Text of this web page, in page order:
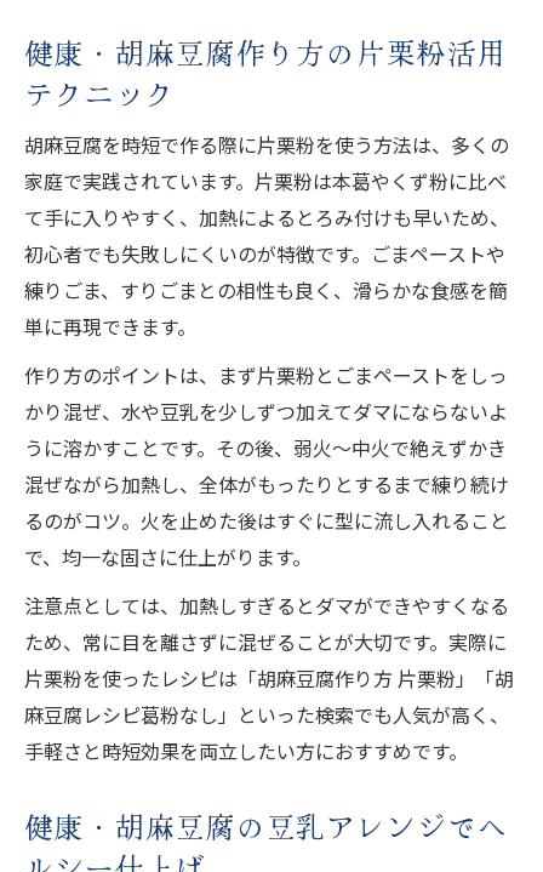
健康・胡麻豆腐作り方の片栗粉活用
テクニック
胡麻豆腐を時短で作る際に片栗粉を使う方法は、多くの
家庭で実践されています。片栗粉は本葛やくず粉に比べ
て手に入りやすく、加熱によるとろみ付けも早いため、
初心者でも失敗しにくいのが特徴です。ごまペーストや
練りごま、すりごまとの相性も良く、滑らかな食感を簡
単に再現できます。
作り方のポイントは、まず片栗粉とごまペーストをしっ
かり混ぜ、水や豆乳を少しずつ加えてダマにならないよ
うに溶かすことです。その後、弱火〜中火で絶えずかき
混ぜながら加熱し、全体がもったりとするまで練り続け
るのがコツ。火を止めた後はすぐに型に流し入れること
で、均一な固さに仕上がります。
注意点としては、加熱しすぎるとダマができやすくなる
ため、常に目を離さずに混ぜることが大切です。実際に
片栗粉を使ったレシピは「胡麻豆腐作り方 片栗粉」「胡
麻豆腐レシピ葛粉なし」といった検索でも人気が高く、
手軽さと時短効果を両立したい方におすすめです。
健康・胡麻豆腐の豆乳アレンジでヘ